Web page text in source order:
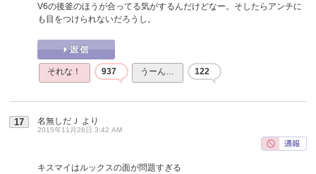
V6の後釜のほうが合ってる気がするんだけどなー。そしたらアンチに
も目をつけられないだろうし。
それな！ 937 うーん… 122
17 名無しだＪ より
2015年11月26日 3:42 AM
キスマイはルックスの面が問題すぎる